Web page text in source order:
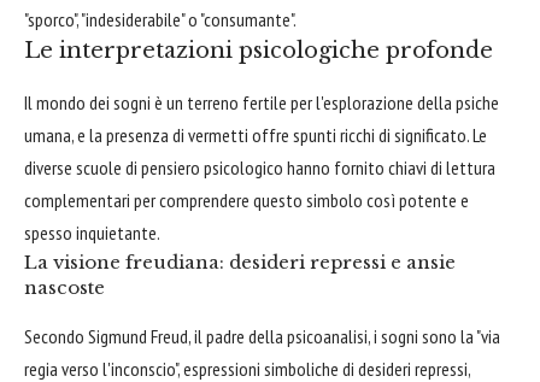
"sporco", "indesiderabile" o "consumante".
Le interpretazioni psicologiche profonde
Il mondo dei sogni è un terreno fertile per l'esplorazione della psiche
umana, e la presenza di vermetti offre spunti ricchi di significato. Le
diverse scuole di pensiero psicologico hanno fornito chiavi di lettura
complementari per comprendere questo simbolo così potente e
spesso inquietante.
La visione freudiana: desideri repressi e ansie
nascoste
Secondo Sigmund Freud, il padre della psicoanalisi, i sogni sono la "via
regia verso l'inconscio", espressioni simboliche di desideri repressi,